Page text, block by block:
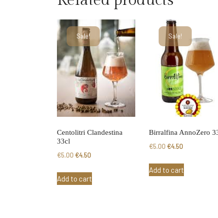
Sale!
Centolitri Clandestina
33cl
€5.00 Original
was:
€4.50Current
is:
Add to cart
Sale!
Birralfina AnnoZero
€5.00 Original
was:
€4.50Current
is:
Add to cart